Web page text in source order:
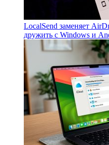
LocalSend заменяет
дружить с Windows и